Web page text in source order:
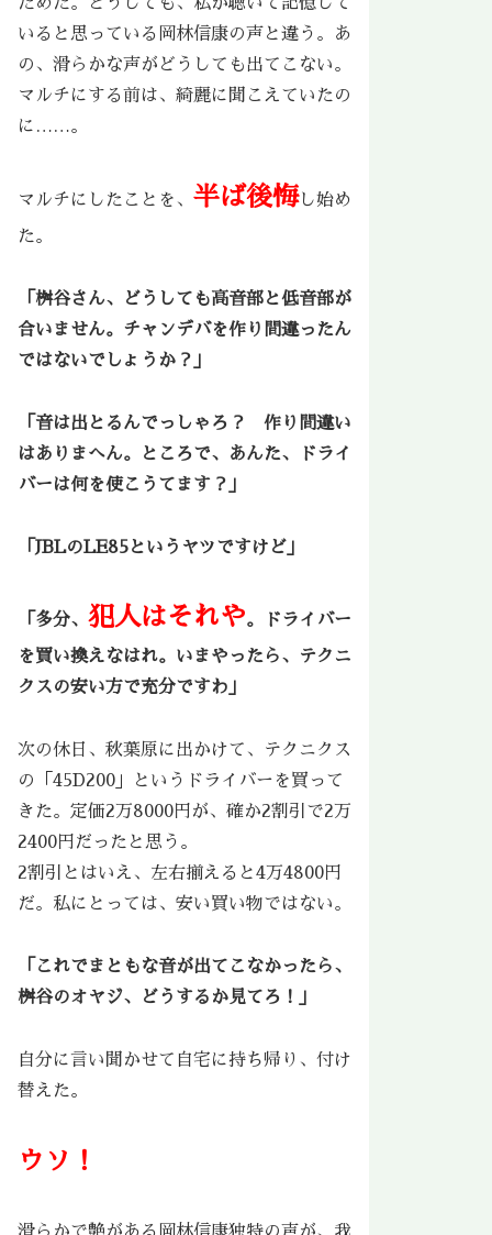
だめだ。どうしても、私が聴いて記憶して
いると思っている岡林信康の声と違う。あ
の、滑らかな声がどうしても出てこない。
マルチにする前は、綺麗に聞こえていたの
に……。
マルチにしたことを、 半ば後悔し始め
た。
「桝谷さん、どうしても高音部と低音部が
合いません。チャンデバを作り間違ったん
ではないでしょうか？」
「音は出とるんでっしゃろ？ 作り間違い
はありまへん。ところで、あんた、ドライ
バーは何を使こうてます？」
「JBLのLE85というヤツですけど」
「多分、 犯人はそれや。ドライバー
を買い換えなはれ。いまやったら、テクニ
クスの安い方で充分ですわ」
次の休日、秋葉原に出かけて、テクニクス
の「45D200」というドライバーを買って
きた。定価2万8000円が、確か2割引で2万
2400円だったと思う。
2割引とはいえ、左右揃えると4万4800円
だ。私にとっては、安い買い物ではない。
「これでまともな音が出てこなかったら、
桝谷のオヤジ、
どうするか見てろ！
自分に言い聞かせて自宅に持ち帰り、付け
替えた。
ウソ！